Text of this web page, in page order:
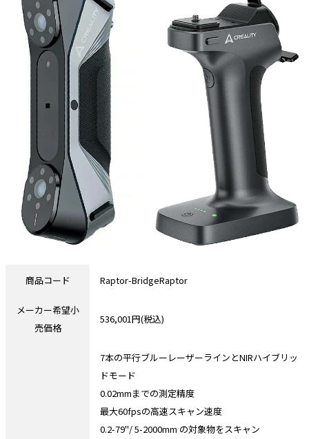
商品コード Raptor-BridgeRaptor
メーカー希望小
売価格
536,001円(税込)
7本の平行ブルーレーザーラインとNIRハイブリッ
ドモード
0.02mmまでの測定精度
最大60fpsの高速スキャン速度
0.2-79''/ 5-2000mm の対象物をスキャン